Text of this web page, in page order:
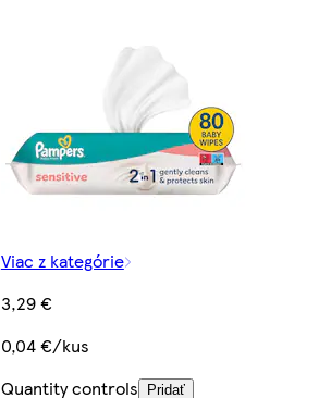
Viac z kategórie
3,29 €
0,04 €/kus
Quantity controls
Pridať